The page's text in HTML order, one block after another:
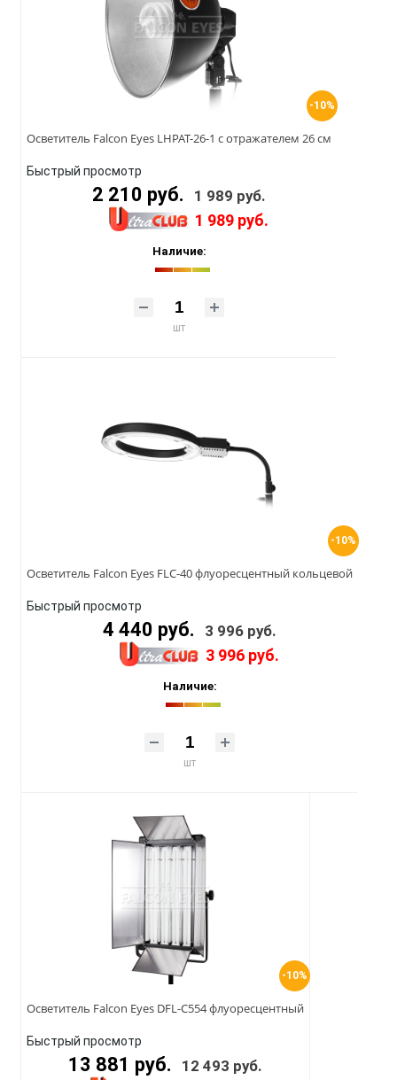
-10%
Осветитель Falcon Eyes LHPAT-26-1 с отражателем 26 см
Быстрый просмотр
2 210 руб. 1 989 руб.
1 989 руб.
Наличие:
шт
-10%
Осветитель Falcon Eyes FLC-40 флуоресцентный кольцевой
Быстрый просмотр
4 440 руб. 3 996 руб.
3 996 руб.
Наличие:
шт
-10%
Осветитель Falcon Eyes DFL-С554 флуоресцентный
Быстрый просмотр
13 881 руб. 12 493 руб.